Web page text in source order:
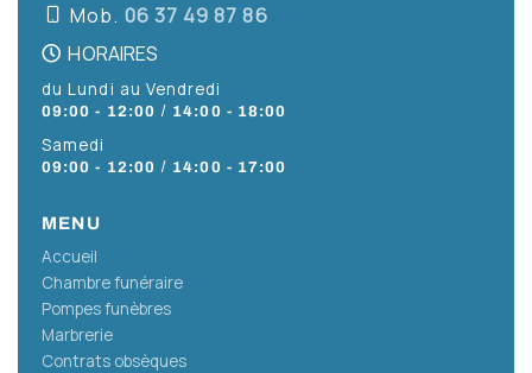
Mob. 06 37 49 87 86
HORAIRES
du Lundi au Vendredi
09:00 - 12:00 / 14:00 - 18:00
Samedi
09:00 - 12:00 / 14:00 - 17:00
MENU
Accueil
Chambre funéraire
Pompes funèbres
Marbrerie
Contrats obsèques